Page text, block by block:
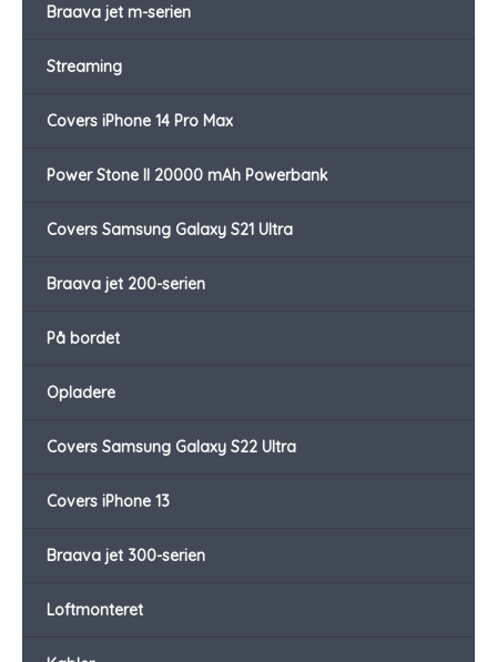
Braava jet m-serien
Streaming
Covers iPhone 14 Pro Max
Power Stone II 20000 mAh Powerbank
Covers Samsung Galaxy S21 Ultra
Braava jet 200-serien
På bordet
Opladere
Covers Samsung Galaxy S22 Ultra
Covers iPhone 13
Braava jet 300-serien
Loftmonteret